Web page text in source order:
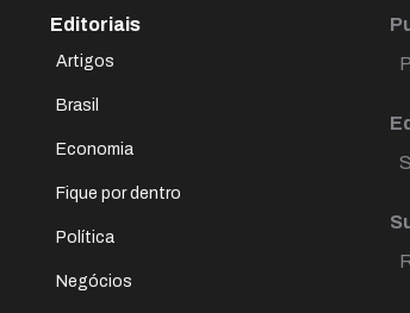
Editoriais
Artigos
Brasil
Economia
Fique por dentro
Política
Negócios